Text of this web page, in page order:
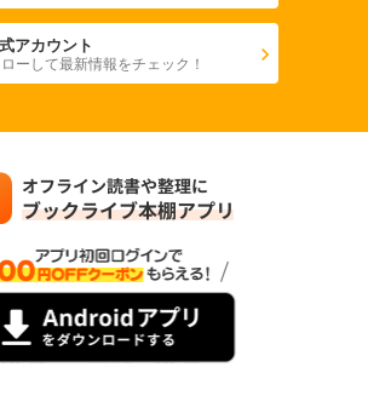
アカウント
ーして最新情報をチェック！